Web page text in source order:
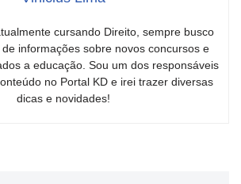
cursando Direito, sempre busco
informações sobre novos concursos e
a educação. Sou um dos responsáveis
no Portal KD e irei trazer diversas
dicas e novidades!